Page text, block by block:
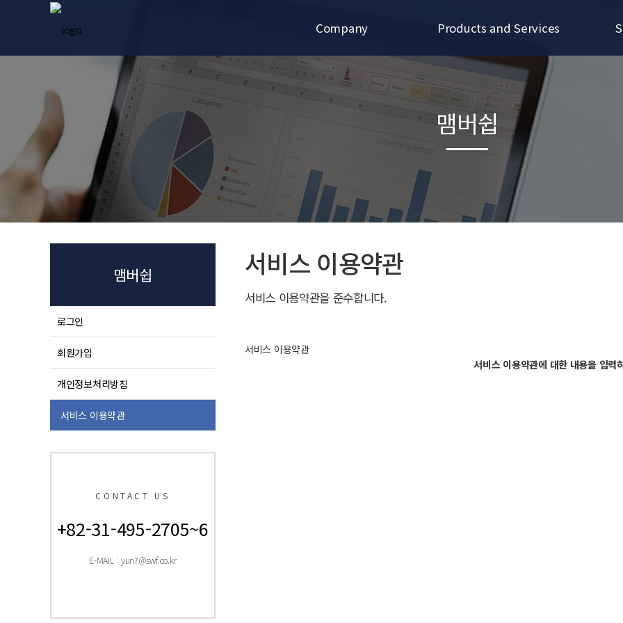
Company
CEO Message
Company Overview
Research Project Achievement
Products & Services
Products and Services
Electrode
Microwave & Millimeterwave
Electroplating & Electroforming
Plating equipment & Jig
맴버쉽
맴버쉽
로그인
회원가입
개인정보처리방침
서비스 이용약관
CONTACT US
+82-31-495-2705~6
E-MAIL : yun7@swf.co.kr
서비스 이용약관
서비스 이용약관을 준수합니다.
서비스 이용약관
서비스 이용약관에 대한 내용을 입력